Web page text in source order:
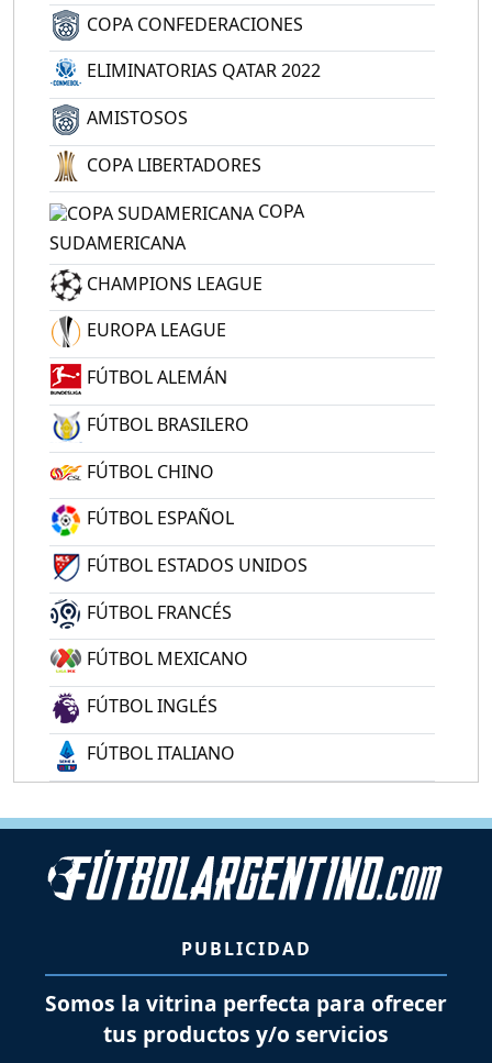
COPA CONFEDERACIONES
ELIMINATORIAS QATAR 2022
AMISTOSOS
COPA LIBERTADORES
COPA
SUDAMERICANA
CHAMPIONS LEAGUE
EUROPA LEAGUE
FÚTBOL ALEMÁN
FÚTBOL BRASILERO
FÚTBOL CHINO
FÚTBOL ESPAÑOL
FÚTBOL ESTADOS UNIDOS
FÚTBOL FRANCÉS
FÚTBOL MEXICANO
FÚTBOL INGLÉS
FÚTBOL ITALIANO
PUBLICIDAD
Somos la vitrina perfecta para ofrecer
tus productos y/o servicios